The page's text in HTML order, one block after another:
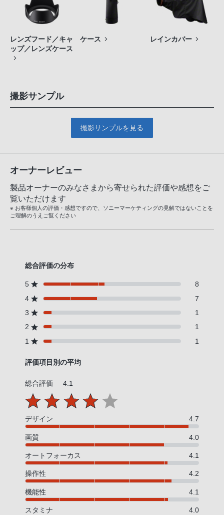
レンズフード／キャ
ップ／レンズケース
ケース レインカバー
撮影サンプル
撮影サンプルを見る
オーナーレビュー
製品オーナーのみなさまから寄せられた評価や感想をご
覧いただけます
※ お客様個人の評価・感想ですので、ソニーマーケティングの見解ではないことを
ご理解のうえご覧ください
総合評価の分布
5
8
4
7
3
1
2
1
1
1
評価項目別の平均
総合評価 4.1
デザイン 4.7
画質 4.0
オートフォーカス 4.1
操作性 4.2
機能性 4.1
スタミナ 4.0